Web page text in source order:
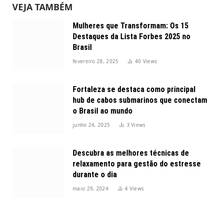
VEJA TAMBÉM
Mulheres que Transformam: Os 15
Destaques da Lista Forbes 2025 no
Brasil
fevereiro 28, 2025 40 Views
Fortaleza se destaca como principal
hub de cabos submarinos que conectam
o Brasil ao mundo
junho 24, 2025 3Views
Descubra as melhores técnicas de
relaxamento para gestão do estresse
durante o dia
maio 29, 2024 4 Views